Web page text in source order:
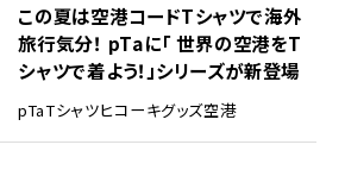
この夏は空港コードTシャツで海外
旅行気分！ pTaに「 世界の空港をT
シャツで着よう！」シリーズが新登場
pTaTシャツヒコーキグッズ空港